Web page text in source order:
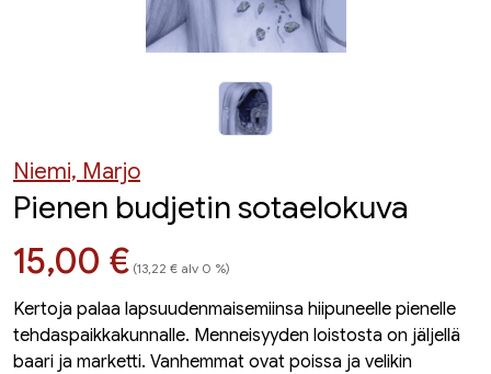
Niemi, Marjo
Pienen budjetin sotaelokuva
Hinta nyt
15,00 € (13,22 € alv 0 %)
Kertoja palaa lapsuudenmaisemiinsa hiipuneelle pienelle
tehdaspaikkakunnalle. Menneisyyden loistosta on jäljellä
baari ja marketti. Vanhemmat ovat poissa ja velikin